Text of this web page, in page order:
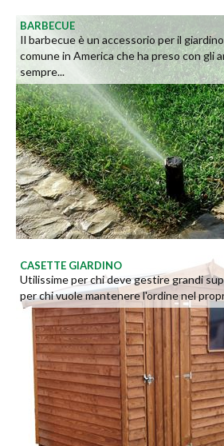
BARBECUE
Il barbecue è un accessorio per il
comune in America che ha preso con gli
sempre...
CASETTE GIARDINO
Utilissime per chi deve gestire grandi
per chi vuole mantenere l'ordine nel